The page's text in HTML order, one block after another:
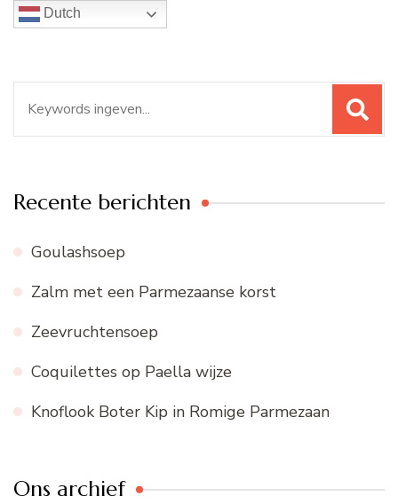
Dutch
naar:
Recente berichten
Goulashsoep
Zalm met een Parmezaanse korst
Zeevruchtensoep
Coquilettes op Paella wijze
Knoflook Boter Kip in Romige Parmezaan
Ons archief